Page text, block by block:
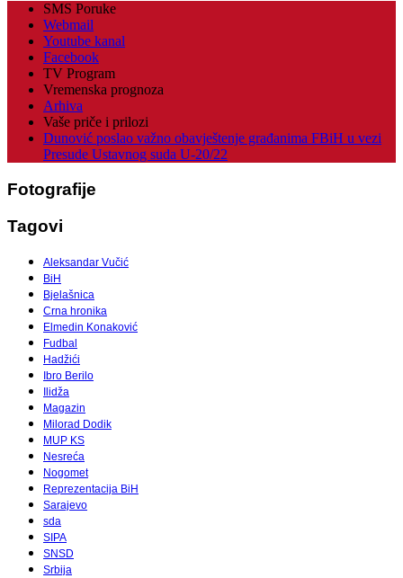
SMS Poruke
Webmail
Youtube kanal
Facebook
TV Program
Vremenska prognoza
Arhiva
Vaše priče i prilozi
Dunović poslao važno obavještenje građanima FBiH u vezi
Presude Ustavnog suda U-20/22
Fotografije
Tagovi
Aleksandar Vučić
BiH
Bjelašnica
Crna hronika
Elmedin Konaković
Fudbal
Hadžići
Ibro Berilo
Ilidža
Magazin
Milorad Dodik
MUP KS
Nesreća
Nogomet
Reprezentacija BiH
Sarajevo
sda
SIPA
SNSD
Srbija